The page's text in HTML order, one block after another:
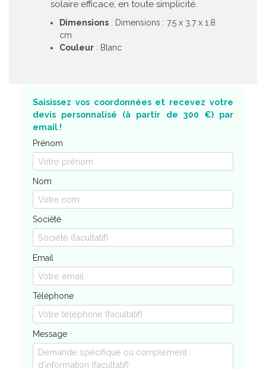
solaire efficace, en toute simplicité.
Dimensions : Dimensions : 7.5 x 3.7 x 1.8
cm
Couleur : Blanc
Saisissez vos coordonnées et recevez votre
devis personnalisé (à partir de 300 €) par
email !
Prénom
Nom
Société
Email
Téléphone
Message